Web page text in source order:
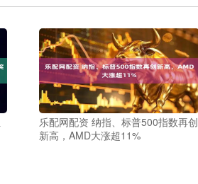
乐配网配资 纳指、标普500指数再创
新高，AMD大涨超11%